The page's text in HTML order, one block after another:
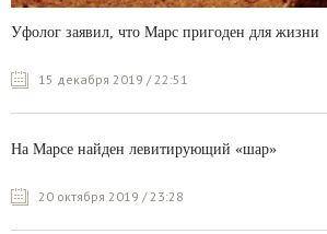
Уфолог заявил, что Марс пригоден для жизни
15 декабря 2019 / 22:51
На Марсе найден левитирующий «шар»
20 октября 2019 / 23:28